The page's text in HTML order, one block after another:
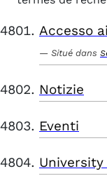
Accesso
Situé dans
Notizie
Eventi